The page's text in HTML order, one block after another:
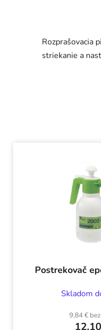
Rozprašovacia
striekanie a
Skladom
9,84 €